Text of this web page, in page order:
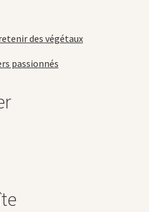
des végétaux
passionnés